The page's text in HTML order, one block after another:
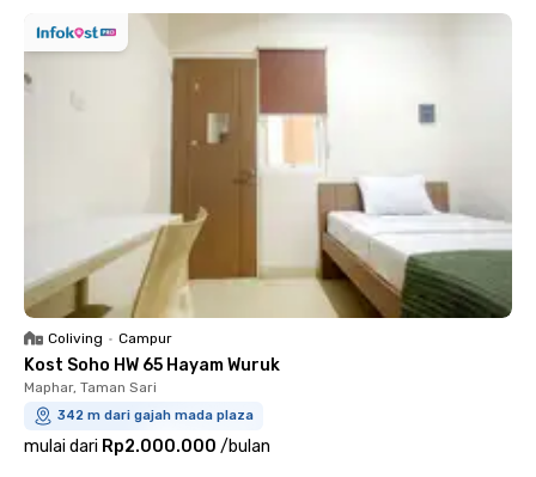
Coliving • Campur
Kost Soho HW 65 Hayam Wuruk
Maphar, Taman Sari
342 m dari gajah mada plaza
mulai dari Rp2.000.000 /bulan